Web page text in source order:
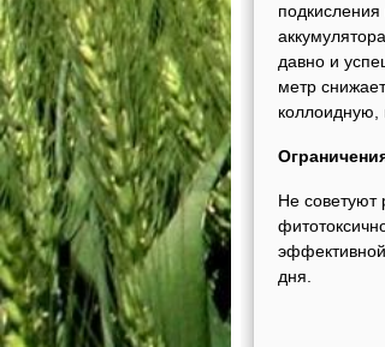
давно и
метр
коллоидную,
Не советуют
дня.